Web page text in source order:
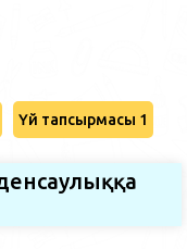
Үй тапсырмасы 1